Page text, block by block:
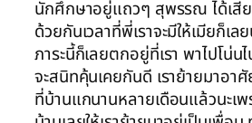
นักศึกษาอยู่แถวๆ สุพรรณ ได้เสี
ด้วยกันเวลาที่พี่เราจะมีให้เมียก็เ
ภาระนี้ก็เลยตกอยู่ที่เรา พาไปโน่
จะสนิทคุ้นเคยกันดี เราย้ายมาอา
ที่บ้านแกนานหลายเดือนแล้วนะเพ